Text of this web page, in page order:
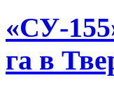
«СУ-
га в